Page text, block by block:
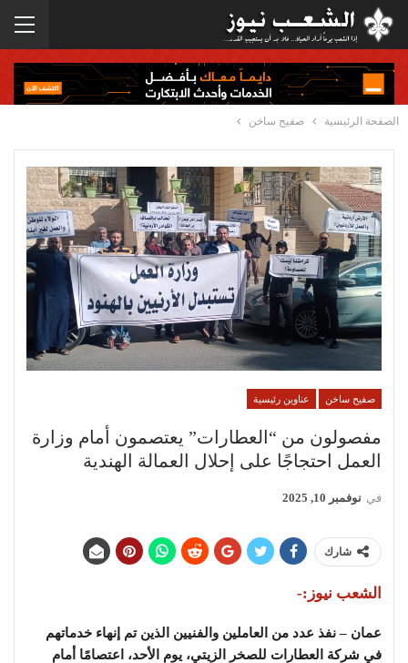
الصفحة الرئيسية صفيح ساخن
صفيح ساخن عناوين رئيسية
مفصولون من “العطارات” يعتصمون أمام وزارة
العمل احتجاجًا على إحلال العمالة الهندية
في نوفمبر 10, 2025
شارك
الشعب نيوز:-
عمان – نفذ عدد من العاملين والفنيين الذين تم إنهاء خدماتهم
في شركة العطارات للصخر الزيتي، يوم الأحد، اعتصامًا أمام